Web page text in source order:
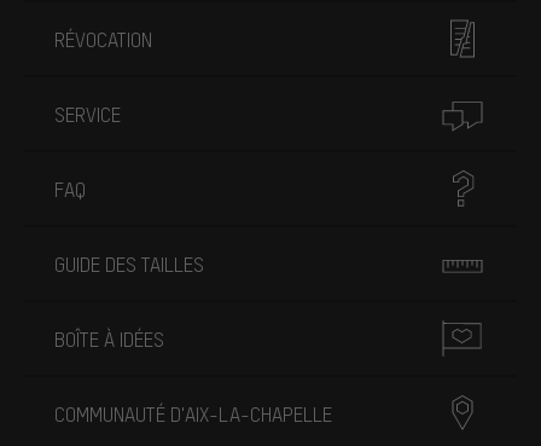
RÉVOCATION
SERVICE
FAQ
GUIDE DES TAILLES
BOÎTE À IDÉES
COMMUNAUTÉ D'AIX-LA-CHAPELLE